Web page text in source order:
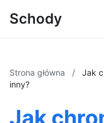
Schody
Strona główna /
Jak
inny?
Jak